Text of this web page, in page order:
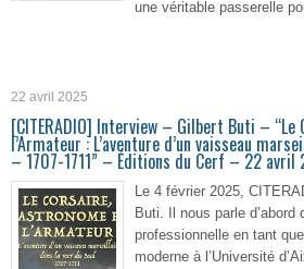
une véritable passerelle
22 avril 2025
[CITERADIO] Interview – Gilbert Buti – “Le
l’Armateur : L’aventure d’un vaisseau
– 1707-1711” – Éditions du Cerf – 22 avril
Le 4 février 2025,
Buti. Il nous parle d’abord
professionnelle en tant
moderne à l’Université